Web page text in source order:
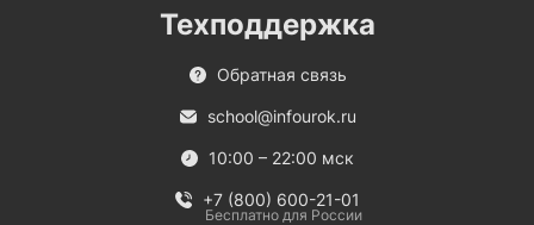
Техподдержка
Обратная связь
school@infourok.ru
10:00 – 22:00 мск
+7 (800) 600-21-01
Бесплатно для России